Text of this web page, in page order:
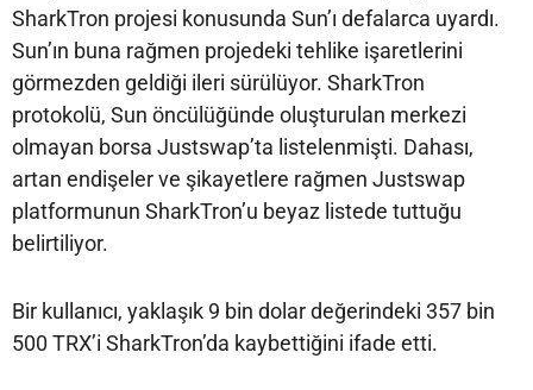
SharkTron projesi konusunda Sun’ı defalarca uyardı.
Sun’ın buna rağmen projedeki tehlike işaretlerini
görmezden geldiği ileri sürülüyor. SharkTron
protokolü, Sun öncülüğünde oluşturulan merkezi
olmayan borsa Justswap’ta listelenmişti. Dahası,
artan endişeler ve şikayetlere rağmen Justswap
platformunun SharkTron’u beyaz listede tuttuğu
belirtiliyor.
Bir kullanıcı, yaklaşık 9 bin dolar değerindeki 357 bin
500 TRX’i SharkTron’da kaybettiğini ifade etti.